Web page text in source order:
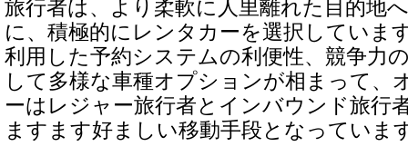
旅行者は、より柔軟に人里離れた目的地
に、積極的にレンタカーを選択していま
利用した予約システムの利便性、競争力
して多様な車種オプションが相まって、
ーはレジャー旅行者とインバウンド旅行
ますます好ましい移動手段となっていま